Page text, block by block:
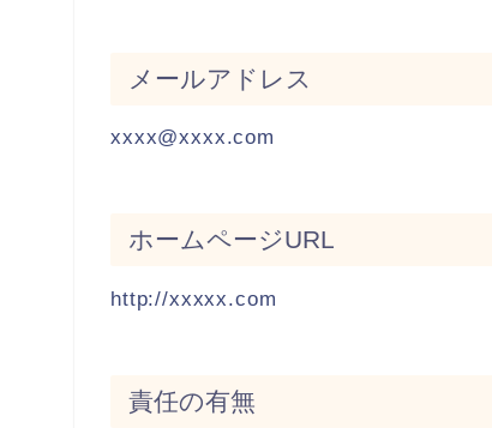
メールアドレス
xxxx@xxxx.com
ホームページURL
http://xxxxx.com
責任の有無